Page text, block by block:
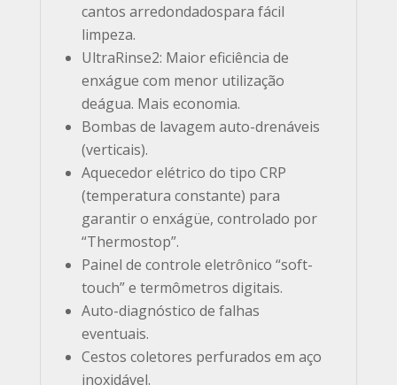
cantos arredondadospara fácil
limpeza.
UltraRinse2: Maior eficiência de
enxágue com menor utilização
deágua. Mais economia.
Bombas de lavagem auto-drenáveis
(verticais).
Aquecedor elétrico do tipo CRP
(temperatura constante) para
garantir o enxágüe, controlado por
“Thermostop”.
Painel de controle eletrônico “soft-
touch” e termômetros digitais.
Auto-diagnóstico de falhas
eventuais.
Cestos coletores perfurados em aço
inoxidável.